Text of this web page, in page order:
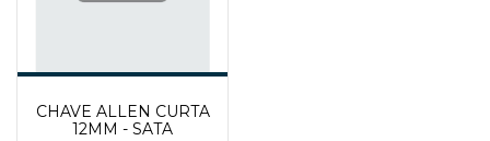
CHAVE ALLEN CURTA
12MM - SATA